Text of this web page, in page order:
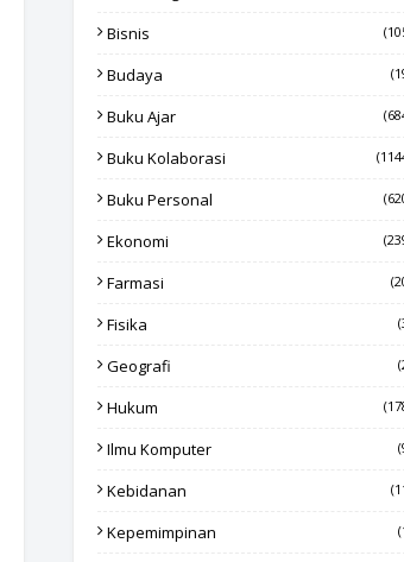
Bisnis
Budaya
Buku Ajar
Buku Kolaborasi
Buku Personal
Ekonomi
Farmasi
Fisika
Geografi
Hukum
Ilmu Komputer
Kebidanan
Kepemimpinan